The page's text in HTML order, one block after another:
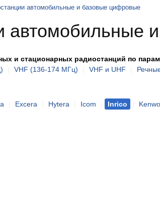
автомобильные и базовые цифровые
автомобильные
и стационарных радиостанций по
VHF (136-174 МГц) VHF и UHF
Excera Hytera Icom Inrico